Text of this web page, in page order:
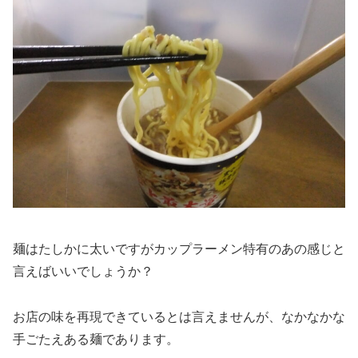
麺はたしかに太いですがカップラーメン特有のあの感じと
言えばいいでしょうか？
お店の味を再現できているとは言えませんが、なかなかな
手ごたえある麺であります。